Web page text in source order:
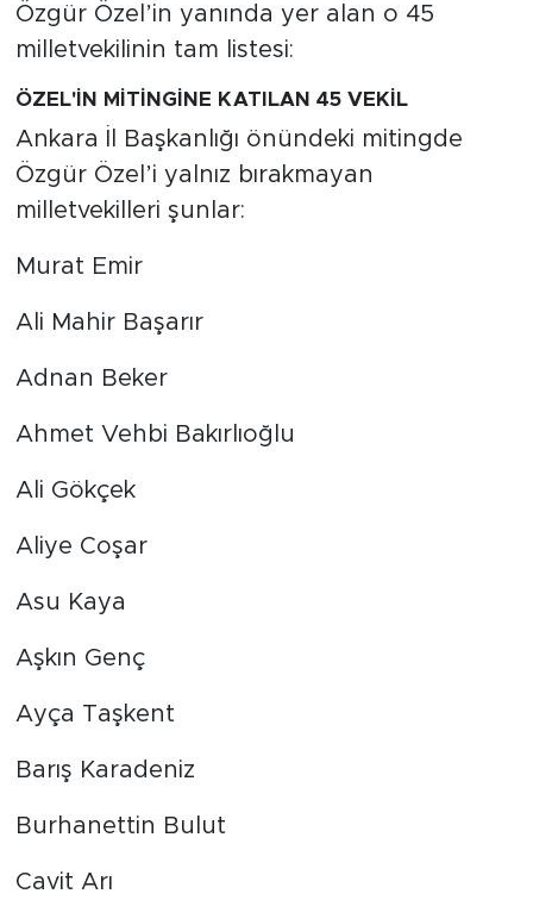
Özgür Özel’in yanında yer alan o 45
milletvekilinin tam listesi:
ÖZEL'İN MİTİNGİNE KATILAN 45 VEKİL
Ankara İl Başkanlığı önündeki mitingde
Özgür Özel’i yalnız bırakmayan
milletvekilleri şunlar:
Murat Emir
Ali Mahir Başarır
Adnan Beker
Ahmet Vehbi Bakırlıoğlu
Ali Gökçek
Aliye Coşar
Asu Kaya
Aşkın Genç
Ayça Taşkent
Barış Karadeniz
Burhanettin Bulut
Cavit Arı